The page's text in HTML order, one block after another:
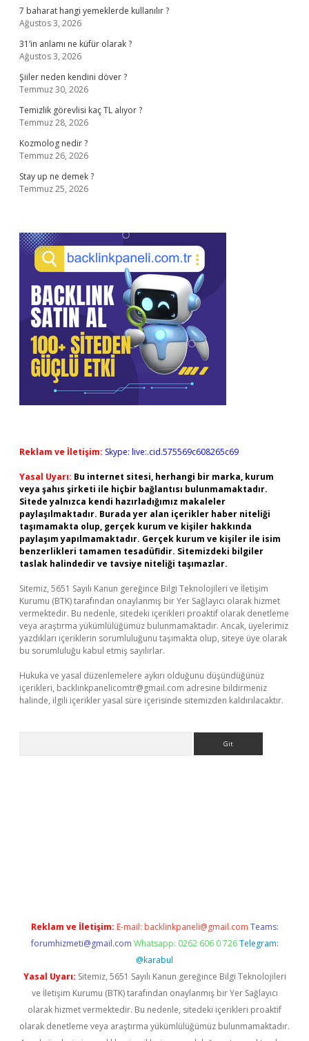
7 baharat hangi yemeklerde kullanılır ?
Ağustos 3, 2026
31’in anlamı ne küfür olarak ?
Ağustos 3, 2026
Şiiler neden kendini döver ?
Temmuz 30, 2026
Temizlik görevlisi kaç TL alıyor ?
Temmuz 28, 2026
Kozmolog nedir ?
Temmuz 26, 2026
Stay up ne demek ?
Temmuz 25, 2026
Reklam ve İletişim: Skype: live:.cid.575569c608265c69
Yasal Uyarı: Bu internet sitesi, herhangi bir marka, kurum
veya şahıs şirketi ile hiçbir bağlantısı bulunmamaktadır.
Sitede yalnızca kendi hazırladığımız makaleler
paylaşılmaktadır. Burada yer alan içerikler haber niteliği
taşımamakta olup, gerçek kurum ve kişiler hakkında
paylaşım yapılmamaktadır. Gerçek kurum ve kişiler ile isim
benzerlikleri tamamen tesadüfidir. Sitemizdeki bilgiler
taslak halindedir ve tavsiye niteliği taşımazlar.
Sitemiz, 5651 Sayılı Kanun gereğince Bilgi Teknolojileri ve İletişim
Kurumu (BTK) tarafından onaylanmış bir Yer Sağlayıcı olarak hizmet
vermektedir. Bu nedenle, sitedeki içerikleri proaktif olarak denetleme
veya araştırma yükümlülüğümüz bulunmamaktadır. Ancak, üyelerimiz
yazdıkları içeriklerin sorumluluğunu taşımakta olup, siteye üye olarak
bu sorumluluğu kabul etmiş sayılırlar.
Hukuka ve yasal düzenlemelere aykırı olduğunu düşündüğünüz
içerikleri, backlinkpanelicomtr@gmail.com adresine bildirmeniz
halinde, ilgili içerikler yasal süre içerisinde sitemizden kaldırılacaktır.
Reklam ve İletişim: E-mail: backlinkpaneli@gmail.com Teams:
forumhizmeti@gmail.com Whatsapp: 0262 606 0 726 Telegram:
@karabul
Yasal Uyarı: Sitemiz, 5651 Sayılı Kanun gereğince Bilgi Teknolojileri
ve İletişim Kurumu (BTK) tarafından onaylanmış bir Yer Sağlayıcı
olarak hizmet vermektedir. Bu nedenle, sitedeki içerikleri proaktif
olarak denetleme veya araştırma yükümlülüğümüz bulunmamaktadır.